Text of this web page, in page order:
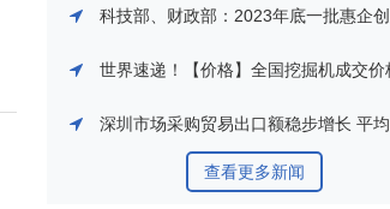
科技部、财政部：2023年底一批惠企创
世界速递！【价格】全国挖掘机成交价
深圳市场采购贸易出口额稳步增长 平均
查看更多新闻